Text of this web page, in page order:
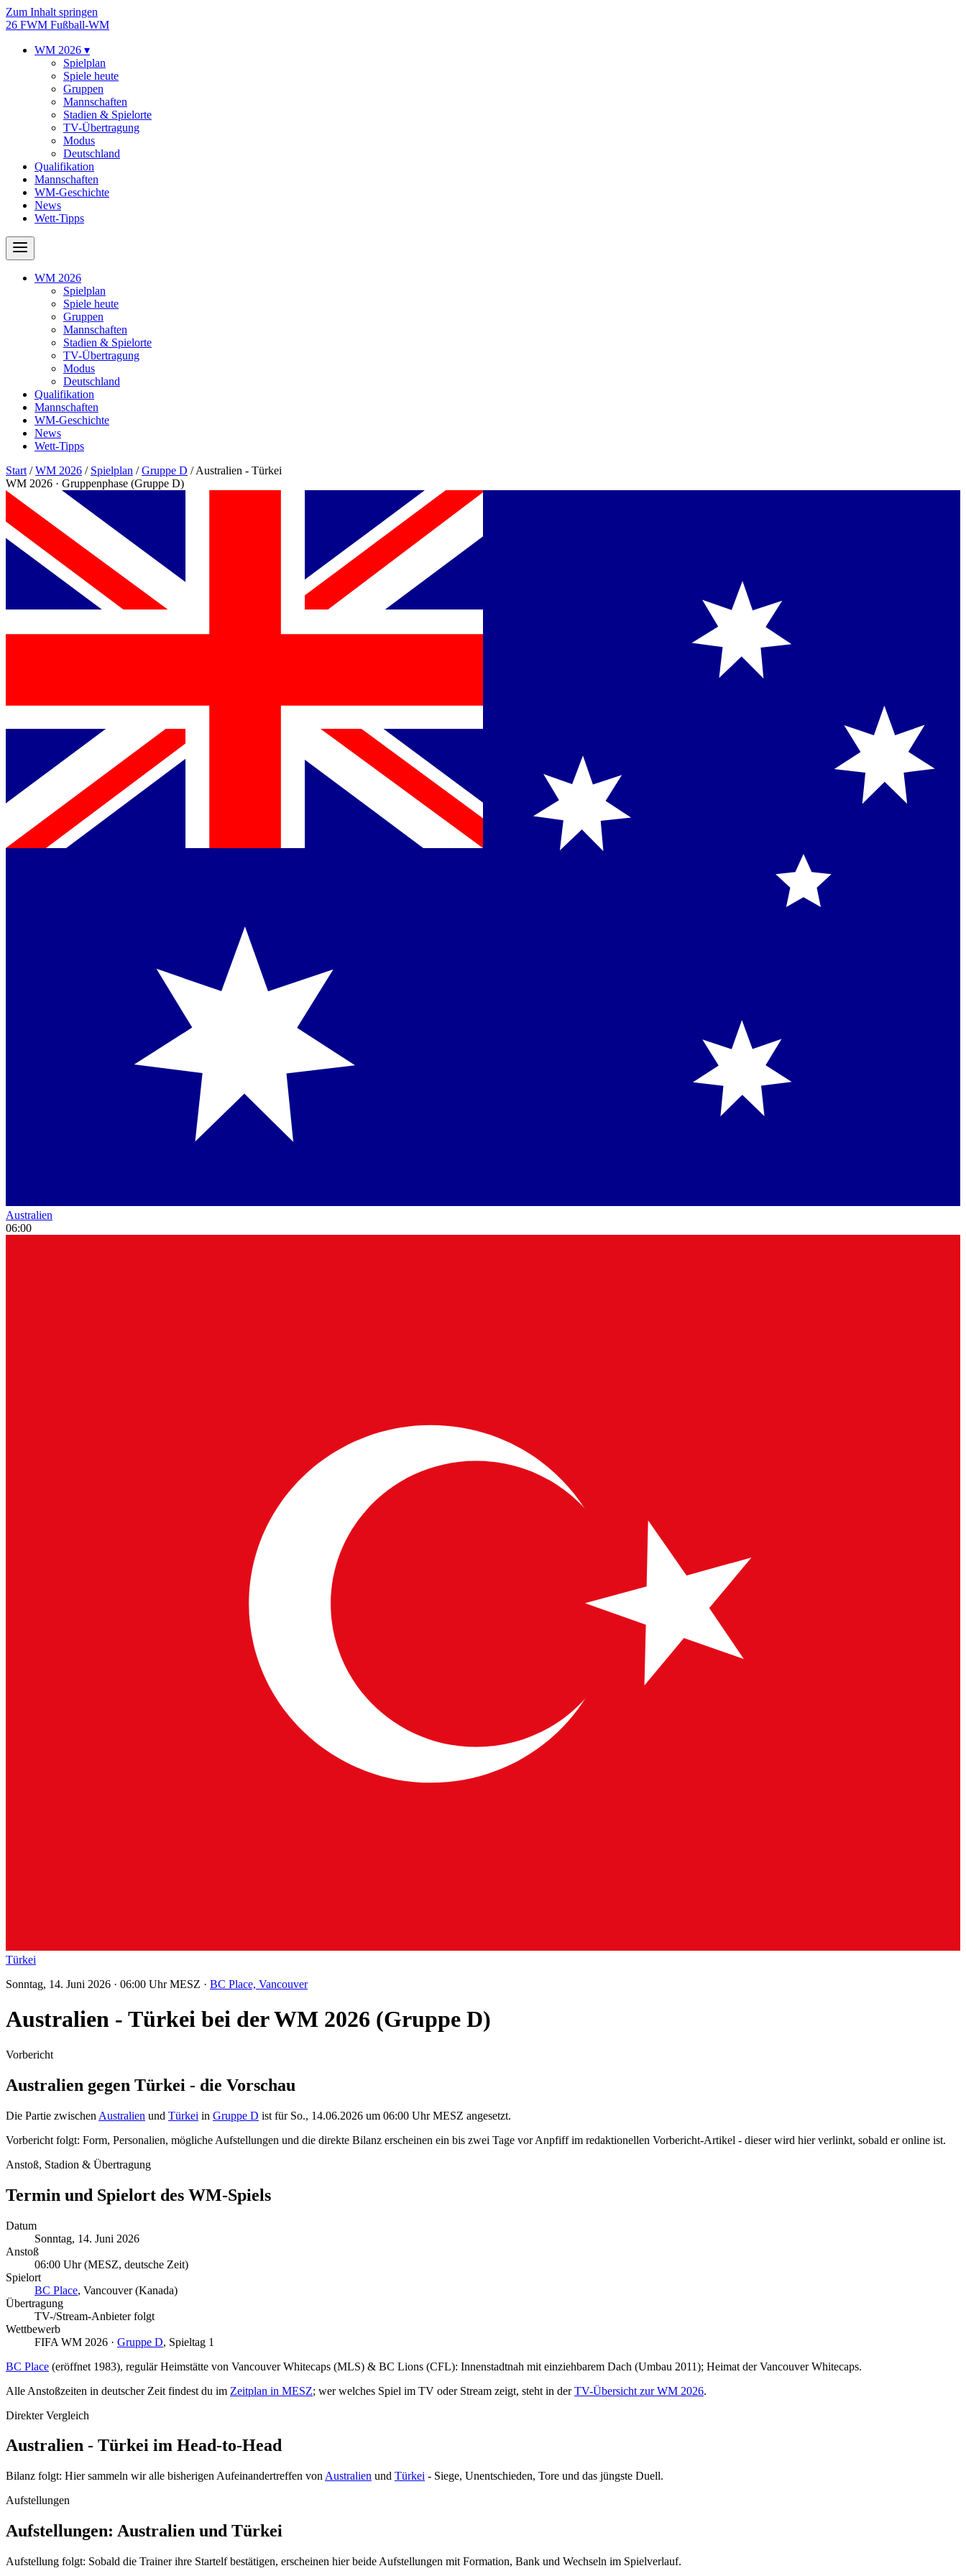
Zum Inhalt springen
26 FWM Fußball-WM
WM 2026 ▾
Spielplan
Spiele heute
Gruppen
Mannschaften
Stadien & Spielorte
TV-Übertragung
Modus
Deutschland
Qualifikation
Mannschaften
WM-Geschichte
News
Wett-Tipps
WM 2026
Spielplan
Spiele heute
Gruppen
Mannschaften
Stadien & Spielorte
TV-Übertragung
Modus
Deutschland
Qualifikation
Mannschaften
WM-Geschichte
News
Wett-Tipps
Start /WM 2026 / Spielplan /Gruppe D /Australien - Türkei
WM 2026 · Gruppenphase (Gruppe D)
Australien
06:00
Türkei
Sonntag, 14. Juni 2026 · 06:00 Uhr MESZ · BC Place, Vancouver
Australien - Türkei bei der WM 2026 (Gruppe D)
Vorbericht
Australien gegen Türkei - die Vorschau
Die Partie zwischen Australien und Türkei in Gruppe D ist für So., 14.06.2026 um 06:00 Uhr MESZ angesetzt.
Vorbericht folgt: Form, Personalien, mögliche Aufstellungen und die direkte Bilanz erscheinen ein bis zwei Tage vor Anpfiff im redaktionellen Vorbericht-Artikel - dieser wird hier verlinkt, sobald er online ist.
Anstoß, Stadion & Übertragung
Termin und Spielort des WM-Spiels
Datum
Sonntag, 14. Juni 2026
Anstoß
06:00 Uhr(MESZ, deutsche Zeit)
Spielort
BC Place, Vancouver (Kanada)
Übertragung
TV-/Stream-Anbieter folgt
Wettbewerb
FIFA WM 2026 · Gruppe D, Spieltag 1
BC Place (eröffnet 1983), regulär Heimstätte von Vancouver Whitecaps (MLS) & BC Lions (CFL): Innenstadtnah mit einziehbarem Dach (Umbau 2011); Heimat der Vancouver Whitecaps.
Alle Anstoßzeiten in deutscher Zeit findest du im Zeitplan in MESZ; wer welches Spiel im TV oder Stream zeigt, steht in derTV-Übersicht zur WM 2026.
Direkter Vergleich
Australien - Türkei im Head-to-Head
Bilanz folgt: Hier sammeln wir alle bisherigen Aufeinandertreffen von Australien und Türkei - Siege, Unentschieden, Tore und das jüngste Duell.
Aufstellungen
Aufstellungen: Australien und Türkei
Aufstellung folgt: Sobald die Trainer ihre Startelf bestätigen, erscheinen hier beide Aufstellungen mit Formation, Bank und Wechseln im Spielverlauf.